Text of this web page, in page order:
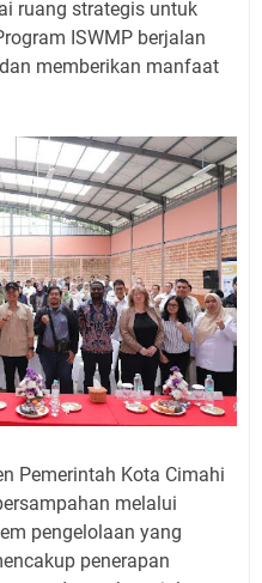
ruang strategis untuk
ISWMP berjalan
memberikan manfaat
Pemerintah Kota Cimahi
melalui
pengelolaan yang
penerapan